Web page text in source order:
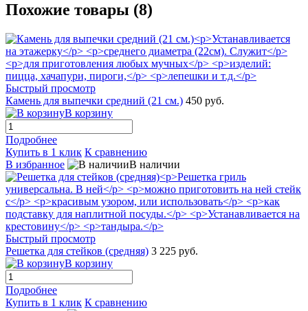
Похожие товары (8)
Быстрый просмотр
Камень для выпечки средний (21 см.) 450 руб.
В корзину
Подробнее
Купить в 1 клик К сравнению
В избранное
В наличии
Быстрый просмотр
Решетка для стейков (средняя) 3 225 руб.
В корзину
Подробнее
Купить в 1 клик К сравнению